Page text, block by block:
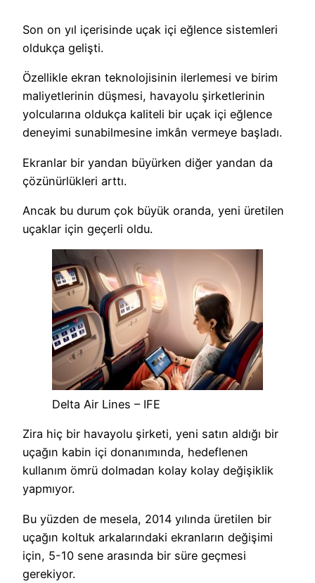
Son on yıl içerisinde uçak içi eğlence sistemleri
oldukça gelişti.
Özellikle ekran teknolojisinin ilerlemesi ve birim
maliyetlerinin düşmesi, havayolu şirketlerinin
yolcularına oldukça kaliteli bir uçak içi eğlence
deneyimi sunabilmesine imkân vermeye başladı.
Ekranlar bir yandan büyürken diğer yandan da
çözünürlükleri arttı.
Ancak bu durum çok büyük oranda, yeni üretilen
uçaklar için geçerli oldu.
Delta Air Lines – IFE
Zira hiç bir havayolu şirketi, yeni satın aldığı bir
uçağın kabin içi donanımında, hedeflenen
kullanım ömrü dolmadan kolay kolay değişiklik
yapmıyor.
Bu yüzden de mesela, 2014 yılında üretilen bir
uçağın koltuk arkalarındaki ekranların değişimi
için, 5-10 sene arasında bir süre geçmesi
gerekiyor.